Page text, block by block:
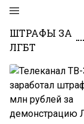
ШТРАФЫ ЗА
ЛГБТ